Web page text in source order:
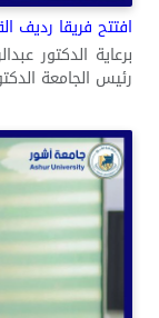
افتتح فريقا رديف
برعاية الدكتور
رئيس الجامعة